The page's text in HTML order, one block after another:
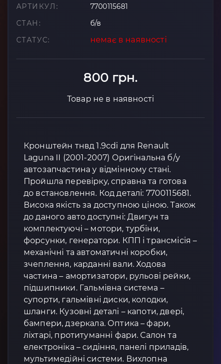
АРТИКУЛ:
7700115681
СТАН:
б/в
СТАТУС:
немає в наявності
800 грн.
Товар не в наявності
Кронштейн тнвд 1.9cdi для Renault
Laguna II (2001-2007) Оригінальна б/у
автозапчастина у відмінному стані.
Пройшла перевірку, справна та готова
до встановлення. Код деталі: 7700115681.
Висока якість за доступною ціною. Також
до даного авто доступні: Двигун та
комплектуючі – мотори, турбіни,
форсунки, генератори. КПП і трансмісія –
механічні та автоматичні коробки,
зчеплення, карданні вали. Ходова
частина – амортизатори, рульові рейки,
підшипники. Гальмівна система –
супорти, гальмівні диски, колодки,
шланги. Кузовні деталі – капоти, двері,
бампери, дзеркала. Оптика – фари,
ліхтарі, протитуманні фари. Салон та
електроніка – сидіння, панелі приладів,
мультимедійні системи. Вихлопна